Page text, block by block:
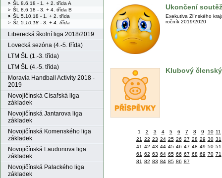
ŠL 8.6.18 - 1. + 2. třída A
ŠL 8.6.18 - 3. + 4. třída B
ŠL 5.10.18 - 1. + 2. třída
ŠL 5.10.18 - 3. + 4. třída
Liberecká školní liga 2018/2019
Lovecká sezóna (4.-5. třída)
LTM ŠL (1.-3. třída)
LTM ŠL (4.-5. třída)
Moravia Handball Activity 2018 -
2019
Novojičínská Císařská liga
základek
Novojičínská Jantarova liga
základek
Novojičínská Komenského liga
základek
Novojičínská Laudonova liga
základek
Novojičínská Palackého liga
základek
Ukončení
Exekutiva Zlínského
ročník 2019/2020
Klubový
1 2 3 4 5 6 7 8 9 10 11
21 22 23 24 25 26 27 28 29 30 31
41 42 43 44 45 46 47 48 49 50 51
61 62 63 64 65 66 67 68 69 70 71
81 82 83 84 85 86 87